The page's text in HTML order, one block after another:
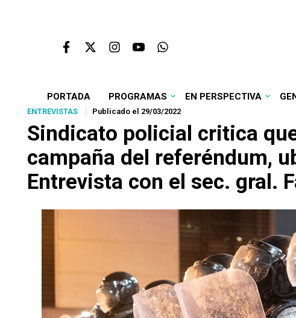
PORTADA PROGRAMAS EN PERSPECTIVA
ENTREVISTAS Publicado el 29/03/2022
Sindicato policial critica
campaña del referéndum,
Entrevista con el sec. gral.